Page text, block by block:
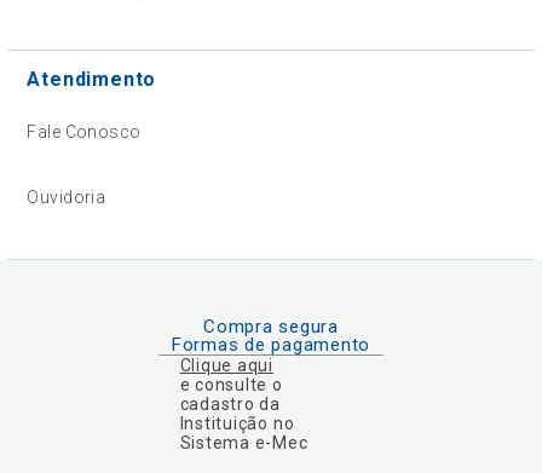
Atendimento
Fale Conosco
Ouvidoria
Compra segura
Formas de pagamento
Clique aqui
e consulte o
cadastro da
Instituição no
Sistema e-Mec